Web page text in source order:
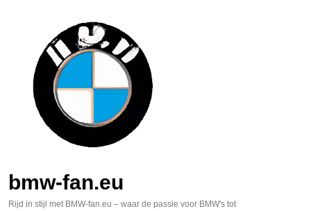
bmw-fan.eu
Rijd in stijl met BMW-fan.eu – waar de passie voor BMW's tot